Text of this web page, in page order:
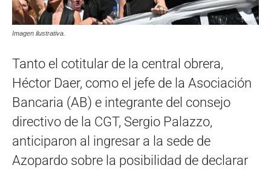
Imagen ilustrativa.
Tanto el cotitular de la central obrera,
Héctor Daer, como el jefe de la Asociación
Bancaria (AB) e integrante del consejo
directivo de la CGT, Sergio Palazzo,
anticiparon al ingresar a la sede de
Azopardo sobre la posibilidad de declarar